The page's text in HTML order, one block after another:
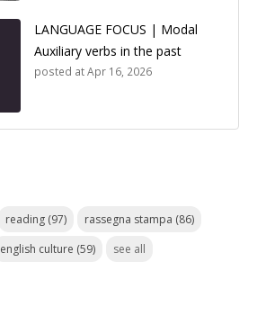
LANGUAGE FOCUS | Modal
Auxiliary verbs in the past
posted atApr 16, 2026
reading (97) rassegna stampa (86)
english culture (59) see all